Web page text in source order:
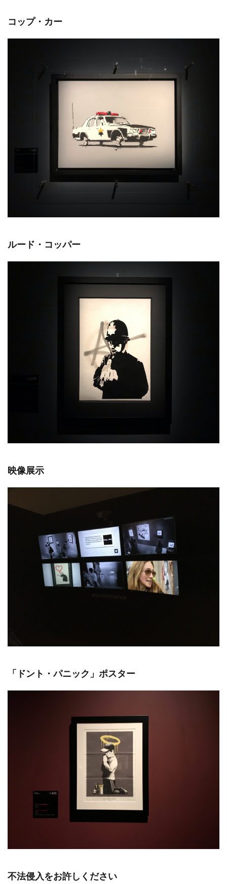
コップ・カー
ルード・コッパー
映像展示
「ドント・パニック」ポスター
不法侵入をお許しください